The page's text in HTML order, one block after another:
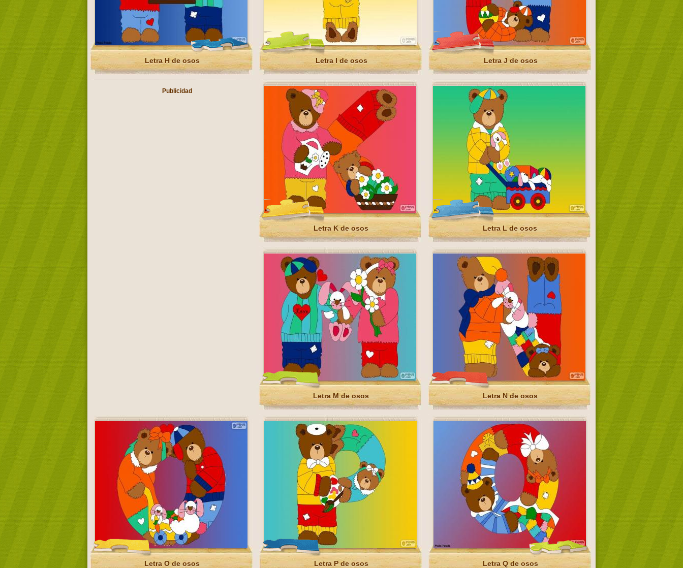
Letra H de osos Letra I de osos Letra J de osos
Publicidad
Letra K de osos Letra L de osos
Letra M de osos Letra N de osos
Letra O de osos Letra P de osos Letra Q de osos